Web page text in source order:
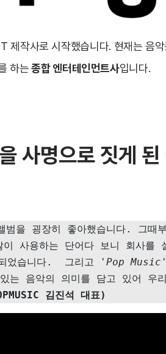
제작사로 시작했습니다. 현재는 음
하는종합 엔터테인먼트사입니다.
사명으로 짓게
을 굉장히 좋아했습니다. 그때
사용하는 단어다 보니 회사를
었습니다.  그리고
'Pop Music
는 음악의 의미를 담고 있어 우
김진석 대표)